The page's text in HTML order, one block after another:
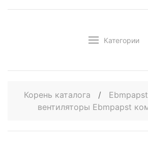
Категории
Корень каталога / Ebmpapst
вентиляторы Ebmpapst